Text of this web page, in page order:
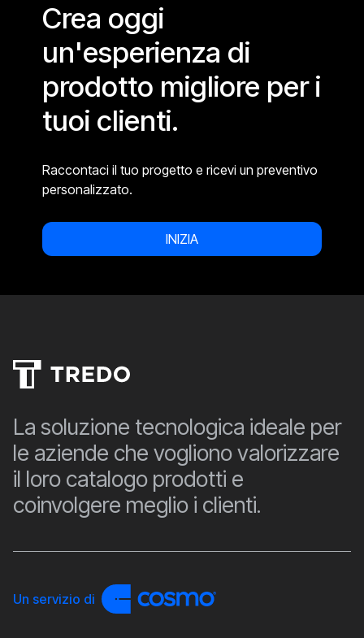
Crea oggi
un'esperienza di
prodotto migliore per i
tuoi clienti.
Raccontaci il tuo progetto e ricevi un preventivo
personalizzato.
INIZIA
La soluzione tecnologica ideale per
le aziende che vogliono valorizzare
il loro catalogo prodotti e
coinvolgere meglio i clienti.
Un servizio di